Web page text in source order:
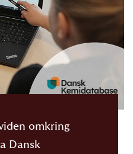
omkring
Dansk